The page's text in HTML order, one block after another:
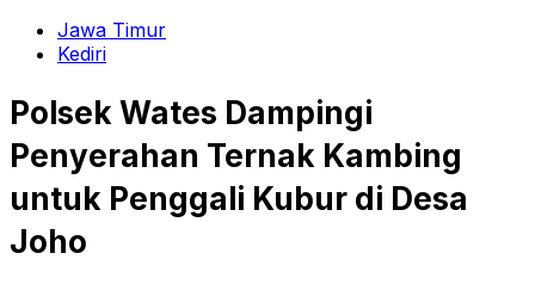
Jawa Timur
Kediri
Polsek Wates Dampingi
Penyerahan Ternak Kambing
untuk Penggali Kubur di Desa
Joho